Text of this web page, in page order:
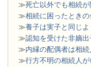
≫死亡以外でも相続
≫相続に困ったとき
≫養子は実子と同じ
≫認知を受けた非嫡
≫内縁の配偶者は相続
≫行方不明の相続人